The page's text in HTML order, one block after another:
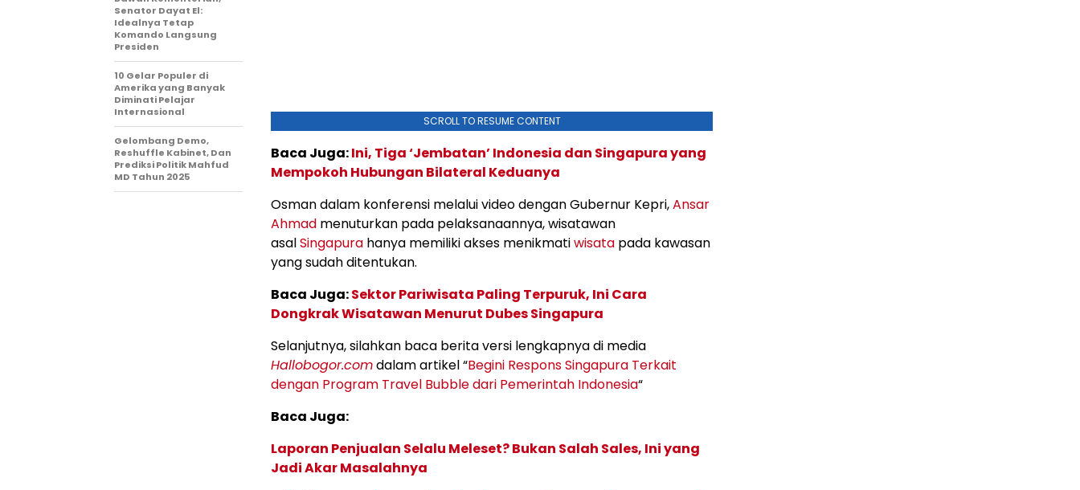
SCROLL TO RESUME CONTENT
Baca Juga:Ini, Tiga ‘Jembatan’ Indonesia dan Singapura yang
Mempokoh Hubungan Bilateral Keduanya
Osman dalam konferensi melalui video dengan Gubernur Kepri,Ansar
Ahmad menuturkan pada pelaksanaannya, wisatawan
asalSingapura hanya memiliki akses menikmatiwisata pada kawasan
yang sudah ditentukan.
Baca Juga:Sektor Pariwisata Paling Terpuruk, Ini Cara
Dongkrak Wisatawan Menurut Dubes Singapura
Selanjutnya, silahkan baca berita versi lengkapnya di media
Hallobogor.comdalam artikel “Begini Respons Singapura Terkait
dengan Program Travel Bubble dari Pemerintah Indonesia“
Baca Juga:
Laporan Penjualan Selalu Meleset? Bukan Salah Sales, Ini yang
Jadi Akar Masalahnya
Senator Dayat El:
Idealnya Tetap
Komando Langsung
Presiden
10 Gelar Populer di
Amerika yang Banyak
Diminati Pelajar
Internasional
Gelombang Demo,
Reshuffle Kabinet, Dan
Prediksi Politik Mahfud
MD Tahun 2025